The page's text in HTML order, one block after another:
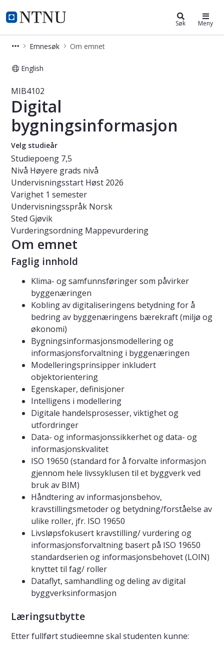
NTNU Hjemmeside
Studier Søk Meny
Emnesøk Om emnet
English
Emne - Digital bygningsinformasjon
MIB4102
Digital
bygningsinformasjon
Velg studieår
Studiepoeng 7,5
Nivå Høyere grads nivå
Undervisningsstart Høst 2026
Varighet 1 semester
Undervisningsspråk Norsk
Sted Gjøvik
Vurderingsordning Mappevurdering
Om emnet
Faglig innhold
Klima- og samfunnsføringer som påvirker
byggenæringen
Kobling av digitaliseringens betydning for å
bedring av byggenæringens bærekraft (miljø og
økonomi)
Bygningsinformasjonsmodellering og
informasjonsforvaltning i byggenæringen
Modelleringsprinsipper inkludert
objektorientering
Egenskaper, definisjoner
Intelligens i modellering
Digitale handelsprosesser, viktighet og
utfordringer
Data- og informasjonssikkerhet og data- og
informasjonskvalitet
ISO 19650 (standard for å forvalte informasjon
gjennom hele livssyklusen til et byggverk ved
bruk av BIM)
Håndtering av informasjonsbehov,
kravstillingsmetoder og betydning/forståelse av
ulike roller, jfr. ISO 19650
Livsløpsfokusert kravstilling/ vurdering og
informasjonsforvaltning basert på ISO 19650
standardserien og informasjonsbehovet (LOIN)
knyttet til fag/ roller
Dataflyt, samhandling og deling av digital
byggverksinformasjon
Læringsutbytte
Etter fullført studieemne skal studenten kunne: